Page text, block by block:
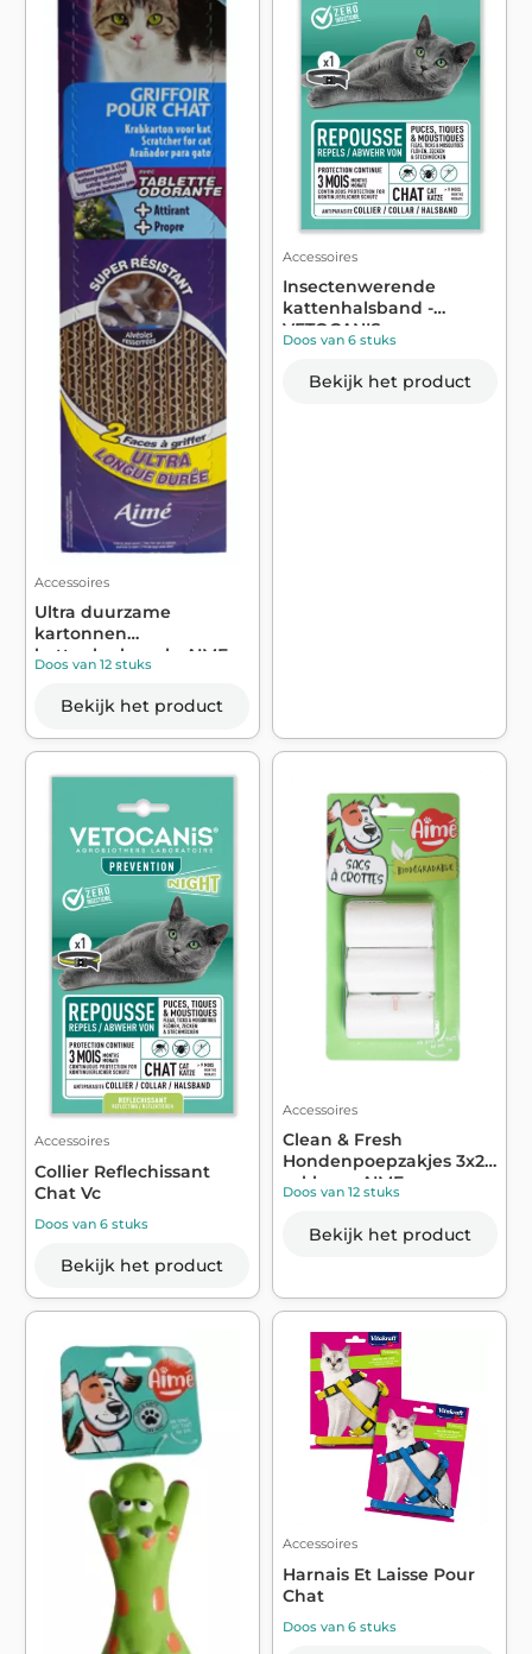
Accessoires
Ultra duurzame
kartonnen
kattenkrabpaal - AIME
Doos van 12 stuks
Bekijk het product
Accessoires
Insectenwerende
kattenhalsband -
VETOCANIS
Doos van 6 stuks
Bekijk het product
Accessoires
Collier Reflechissant
Chat Vc
Doos van 6 stuks
Bekijk het product
Accessoires
Clean & Fresh
Hondenpoepzakjes 3x20
zakken - AIME
Doos van 12 stuks
Bekijk het product
Accessoires
Harnais Et Laisse Pour
Chat
Doos van 6 stuks